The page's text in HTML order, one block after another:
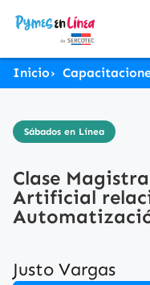
Inicio
Sábados en Línea
Clase
Artificial
Justo Vargas